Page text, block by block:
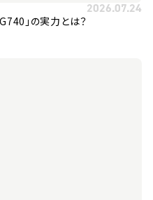
2026.07.24
」の実力とは？